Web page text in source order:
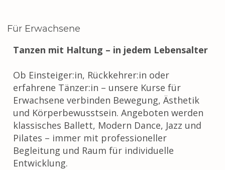
Für Erwachsene
Tanzen mit Haltung – in jedem Lebensalter
Ob Einsteiger:in, Rückkehrer:in oder
erfahrene Tänzer:in – unsere Kurse für
Erwachsene verbinden Bewegung, Ästhetik
und Körperbewusstsein. Angeboten werden
klassisches Ballett, Modern Dance, Jazz und
Pilates – immer mit professioneller
Begleitung und Raum für individuelle
Entwicklung.